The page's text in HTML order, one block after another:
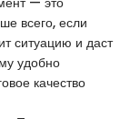
всего, если
ситуацию и даст
удобно
качество